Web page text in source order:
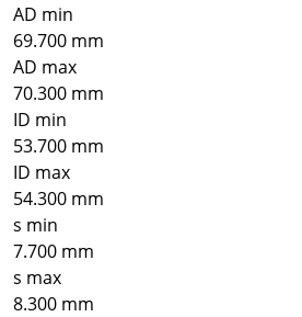
AD min
69.700 mm
AD max
70.300 mm
ID min
53.700 mm
ID max
54.300 mm
s min
7.700 mm
s max
8.300 mm